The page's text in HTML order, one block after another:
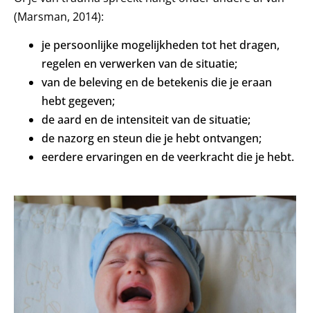
(Marsman, 2014):
je persoonlijke mogelijkheden tot het dragen,
regelen en verwerken van de situatie;
van de beleving en de betekenis die je eraan
hebt gegeven;
de aard en de intensiteit van de situatie;
de nazorg en steun die je hebt ontvangen;
eerdere ervaringen en de veerkracht die je hebt.